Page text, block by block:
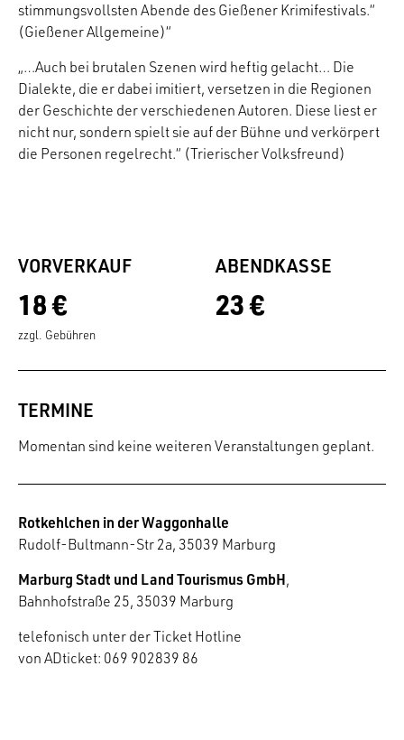
stimmungsvollsten Abende des Gießener Krimifestivals.“
(Gießener Allgemeine)“
„…Auch bei brutalen Szenen wird heftig gelacht… Die
Dialekte, die er dabei imitiert, versetzen in die Regionen
der Geschichte der verschiedenen Autoren. Diese liest er
nicht nur, sondern spielt sie auf der Bühne und verkörpert
die Personen regelrecht.“ (Trierischer Volksfreund)
VORVERKAUF
18 €
zzgl. Gebühren
ABENDKASSE
23 €
TERMINE
Momentan sind keine weiteren Veranstaltungen geplant.
Rotkehlchen in der Waggonhalle
Rudolf-Bultmann-Str 2a, 35039 Marburg
Marburg Stadt und Land Tourismus GmbH,
Bahnhofstraße 25, 35039 Marburg
telefonisch unter der Ticket Hotline
von ADticket: 069 902839 86